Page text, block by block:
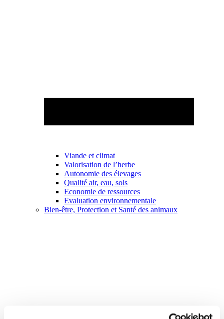
Viande et climat
Valorisation de l’herbe
Autonomie des élevages
Qualité air, eau, sols
Economie de ressources
Evaluation environnementale
Bien-être, Protection et Santé des animaux